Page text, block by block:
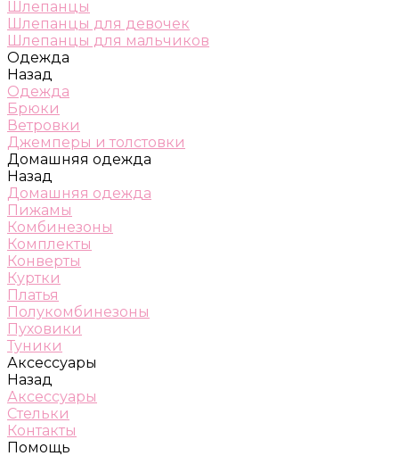
Шлепанцы
Шлепанцы для девочек
Шлепанцы для мальчиков
Одежда
Назад
Одежда
Брюки
Ветровки
Джемперы и толстовки
Домашняя одежда
Назад
Домашняя одежда
Пижамы
Комбинезоны
Комплекты
Конверты
Куртки
Платья
Полукомбинезоны
Пуховики
Туники
Аксессуары
Назад
Аксессуары
Стельки
Контакты
Помощь